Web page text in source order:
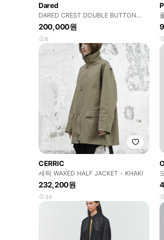
Dared
DARED CREST DOUBLE BUTTON
KNIT CARDIGAN
200,000원
6
CERRIC
세릭 WAXED HALF JACKET - KHAKI
232,200원
34